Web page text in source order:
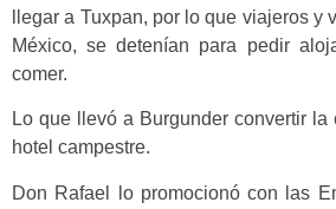
llegar a Tuxpan, por lo que viajeros y
México, se detenían para pedir
comer.
Lo que llevó a Burgunder convertir
hotel campestre.
Don Rafael lo promocionó con las